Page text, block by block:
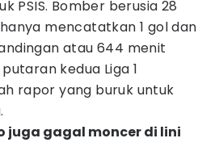
PSIS. Bomber berusia 28
mencatatkan 1 gol dan
atau 644 menit
kedua Liga 1
rapor yang buruk untuk
juga gagal moncer di lini